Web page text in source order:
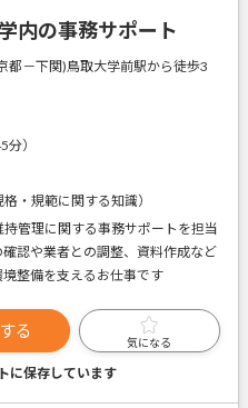
内の事務サポート
都－下関)鳥取大学前駅から徒歩3
）
・規範に関する知識）
管理に関する事務サポートを担当
認や業者との調整、資料作成など
整備を支えるお仕事です
る
気になる
に保存しています